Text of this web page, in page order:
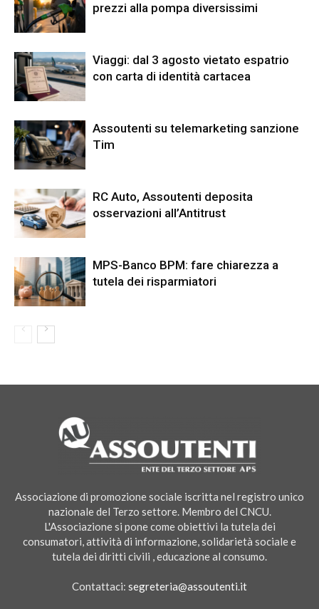
prezzi alla pompa diversissimi
Viaggi: dal 3 agosto vietato espatrio
con carta di identità cartacea
Assoutenti su telemarketing sanzione
Tim
RC Auto, Assoutenti deposita
osservazioni all’Antitrust
MPS-Banco BPM: fare chiarezza a
tutela dei risparmiatori
Associazione di promozione sociale iscritta nel registro unico
nazionale del Terzo settore. Membro del CNCU.
L'Associazione si pone come obiettivi la tutela dei
consumatori, attività di informazione, solidarietà sociale e
tutela dei diritti civili , educazione al consumo.
Contattaci: segreteria@assoutenti.it